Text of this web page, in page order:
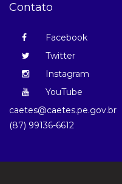
Contato
Facebook
Twitter
Instagram
YouTube
caetes@caetes.pe.gov.br
(87) 99136-6612